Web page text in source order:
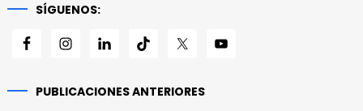
SÍGUENOS:
PUBLICACIONES ANTERIORES